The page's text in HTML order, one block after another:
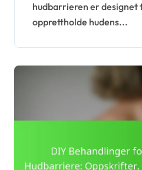
sikkerhet
hudbarrieren er designet
opprettholde hudens...